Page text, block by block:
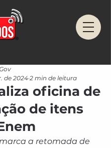
oficina de
de itens
de 20242 min de leitura
a retomada de